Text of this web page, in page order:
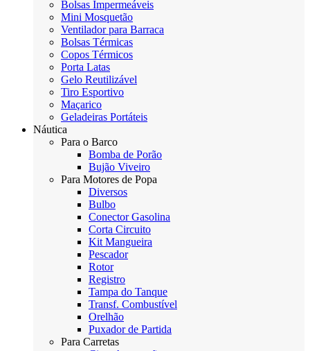
Bolsas Impermeáveis
Mini Mosquetão
Ventilador para Barraca
Bolsas Térmicas
Copos Térmicos
Porta Latas
Gelo Reutilizável
Tiro Esportivo
Maçarico
Geladeiras Portáteis
Náutica
Para o Barco
Bomba de Porão
Bujão Viveiro
Para Motores de Popa
Diversos
Bulbo
Conector Gasolina
Corta Circuito
Kit Mangueira
Pescador
Rotor
Registro
Tampa do Tanque
Transf. Combustível
Orelhão
Puxador de Partida
Para Carretas